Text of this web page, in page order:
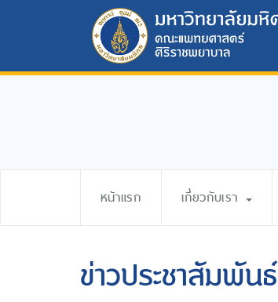
หน้าแรก เกี่ยวกับเรา
ข่าวประชาสัมพันธ์